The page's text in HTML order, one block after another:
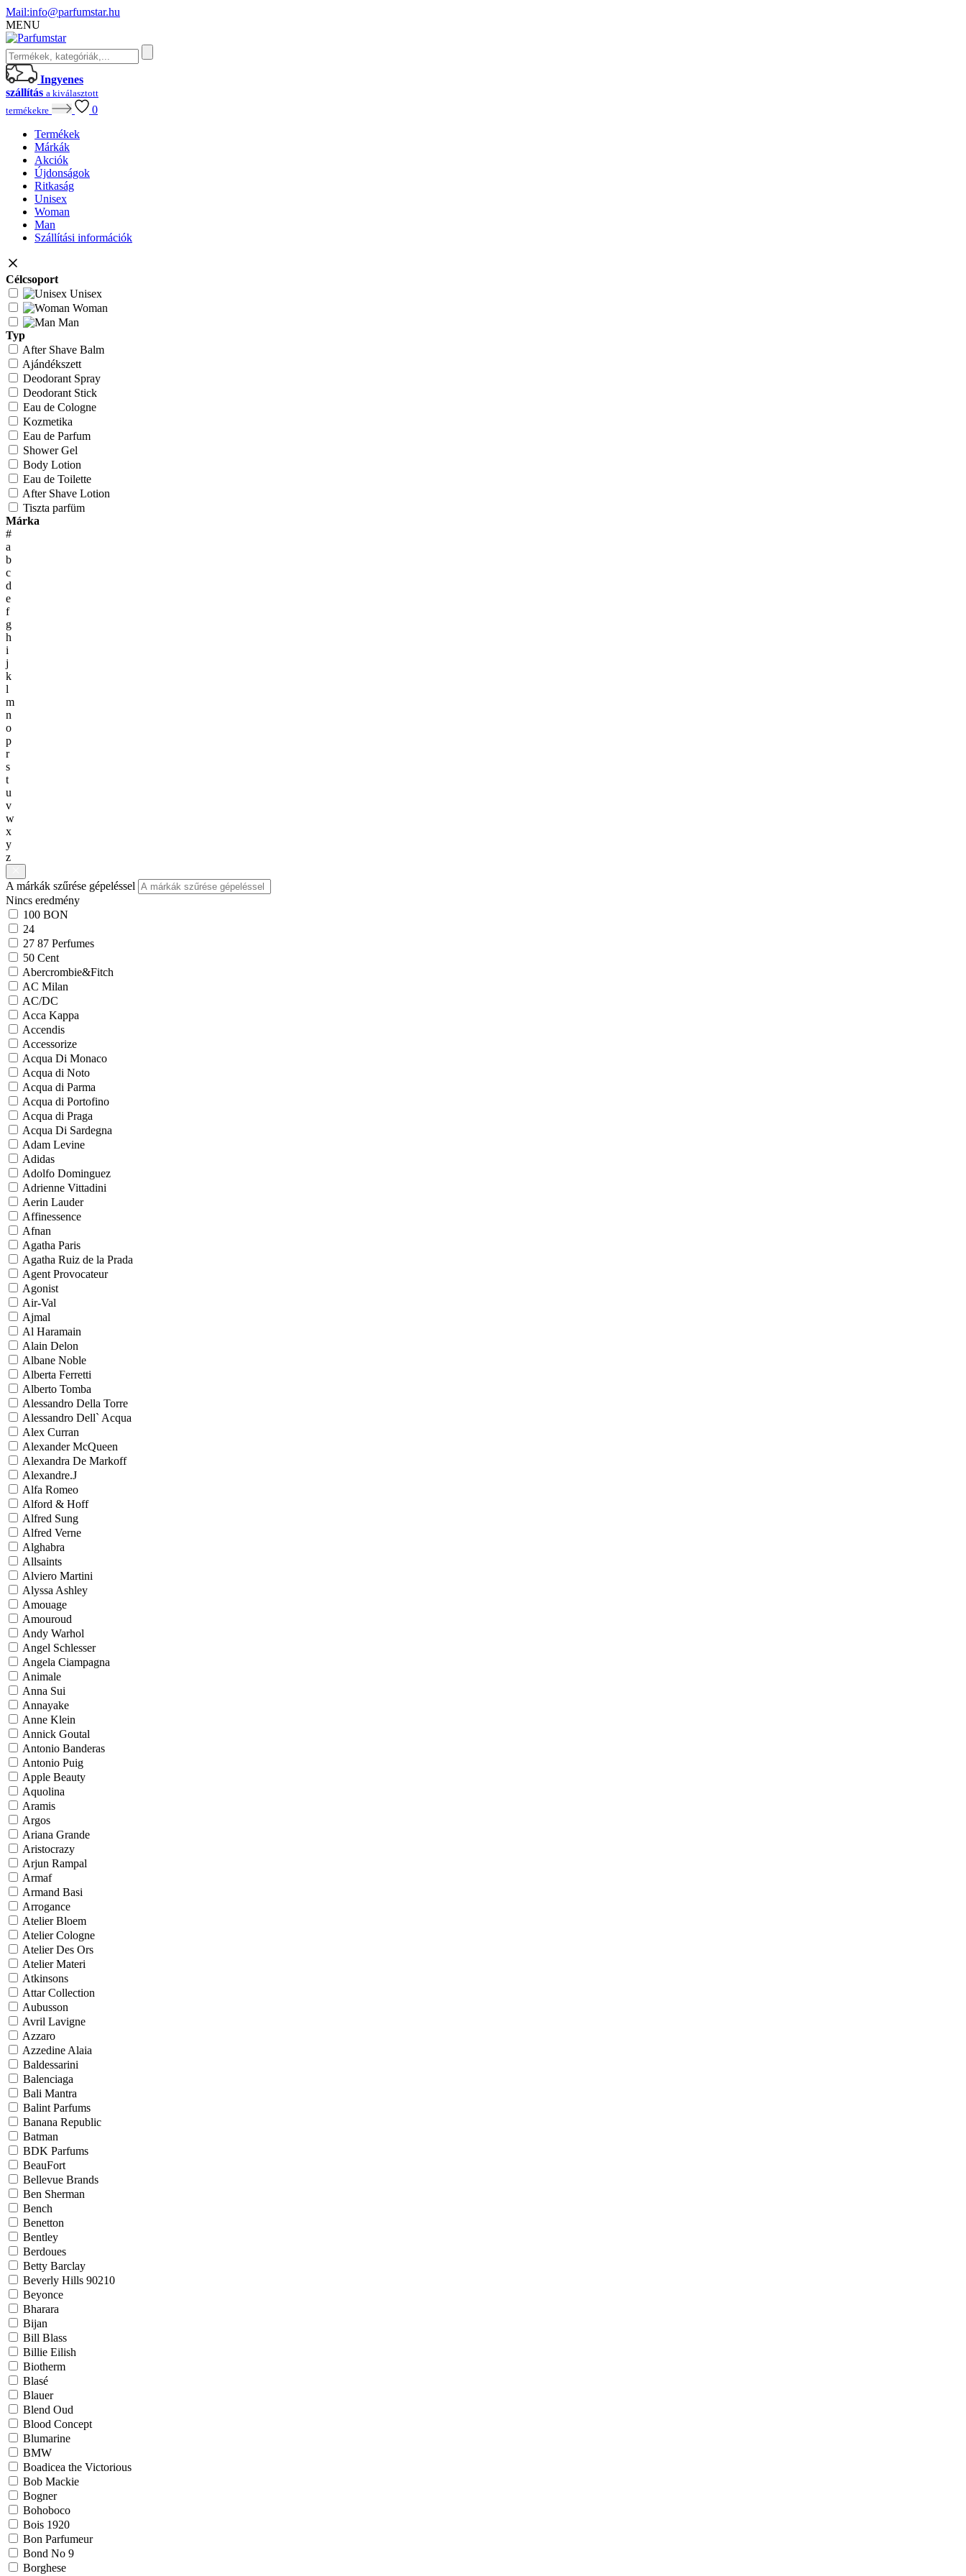
Mail:info@parfumstar.hu
MENU
Ingyenes
szállítás a kiválasztott
termékekre
0
Termékek
Márkák
Akciók
Újdonságok
Ritkaság
Unisex
Woman
Man
Szállítási információk
Célcsoport
Unisex
Woman
Man
Typ
After Shave Balm
Ajándékszett
Deodorant Spray
Deodorant Stick
Eau de Cologne
Kozmetika
Eau de Parfum
Shower Gel
Body Lotion
Eau de Toilette
After Shave Lotion
Tiszta parfüm
Márka
#
a
b
c
d
e
f
g
h
i
j
k
l
m
n
o
p
r
s
t
u
v
w
x
y
z
A márkák szűrése gépeléssel
Nincs eredmény
100 BON
24
27 87 Perfumes
50 Cent
Abercrombie&Fitch
AC Milan
AC/DC
Acca Kappa
Accendis
Accessorize
Acqua Di Monaco
Acqua di Noto
Acqua di Parma
Acqua di Portofino
Acqua di Praga
Acqua Di Sardegna
Adam Levine
Adidas
Adolfo Dominguez
Adrienne Vittadini
Aerin Lauder
Affinessence
Afnan
Agatha Paris
Agatha Ruiz de la Prada
Agent Provocateur
Agonist
Air-Val
Ajmal
Al Haramain
Alain Delon
Albane Noble
Alberta Ferretti
Alberto Tomba
Alessandro Della Torre
Alessandro Dell` Acqua
Alex Curran
Alexander McQueen
Alexandra De Markoff
Alexandre.J
Alfa Romeo
Alford & Hoff
Alfred Sung
Alfred Verne
Alghabra
Allsaints
Alviero Martini
Alyssa Ashley
Amouage
Amouroud
Andy Warhol
Angel Schlesser
Angela Ciampagna
Animale
Anna Sui
Annayake
Anne Klein
Annick Goutal
Antonio Banderas
Antonio Puig
Apple Beauty
Aquolina
Aramis
Argos
Ariana Grande
Aristocrazy
Arjun Rampal
Armaf
Armand Basi
Arrogance
Atelier Bloem
Atelier Cologne
Atelier Des Ors
Atelier Materi
Atkinsons
Attar Collection
Aubusson
Avril Lavigne
Azzaro
Azzedine Alaia
Baldessarini
Balenciaga
Bali Mantra
Balint Parfums
Banana Republic
Batman
BDK Parfums
BeauFort
Bellevue Brands
Ben Sherman
Bench
Benetton
Bentley
Berdoues
Betty Barclay
Beverly Hills 90210
Beyonce
Bharara
Bijan
Bill Blass
Billie Eilish
Biotherm
Blasé
Blauer
Blend Oud
Blood Concept
Blumarine
BMW
Boadicea the Victorious
Bob Mackie
Bogner
Bohoboco
Bois 1920
Bon Parfumeur
Bond No 9
Borghese